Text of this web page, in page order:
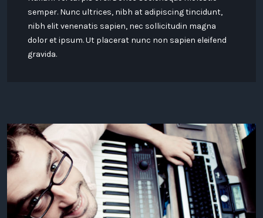
semper. Nunc ultrices, nibh at adipiscing tincidunt,
nibh elit venenatis sapien, nec sollicitudin magna
dolor et ipsum. Ut placerat nunc non sapien eleifend
gravida.